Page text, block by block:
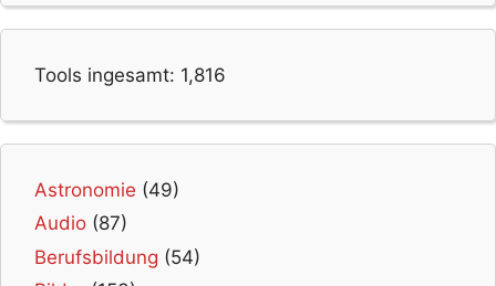
Tools ingesamt: 1,816
Astronomie (49)
Audio (87)
Berufsbildung (54)